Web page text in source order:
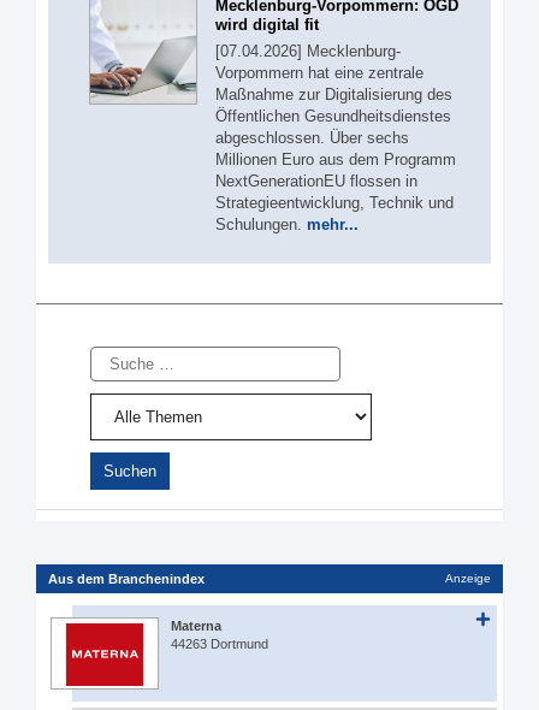
Mecklenburg-Vorpommern: ÖGD
wird digital fit
[07.04.2026] Mecklenburg-
Vorpommern hat eine zentrale
Maßnahme zur Digitalisierung des
Öffentlichen Gesundheitsdienstes
abgeschlossen. Über sechs
Millionen Euro aus dem Programm
NextGenerationEU flossen in
Strategieentwicklung, Technik und
Schulungen. mehr...
Suche
Aus dem Branchenindex Anzeige
Materna
44263 Dortmund